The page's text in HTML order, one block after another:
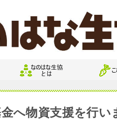
へ物資支援を行い